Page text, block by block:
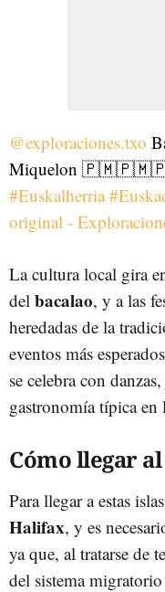
@exploraciones.txo
Miquelon
#Euskalherria
original -
La cultura local gira
del bacalao, y a las
heredadas de la
eventos más
se celebra con
gastronomía típica en
Cómo llegar
Para llegar a estas
Halifax, y es
ya que, al tratarse de
del sistema